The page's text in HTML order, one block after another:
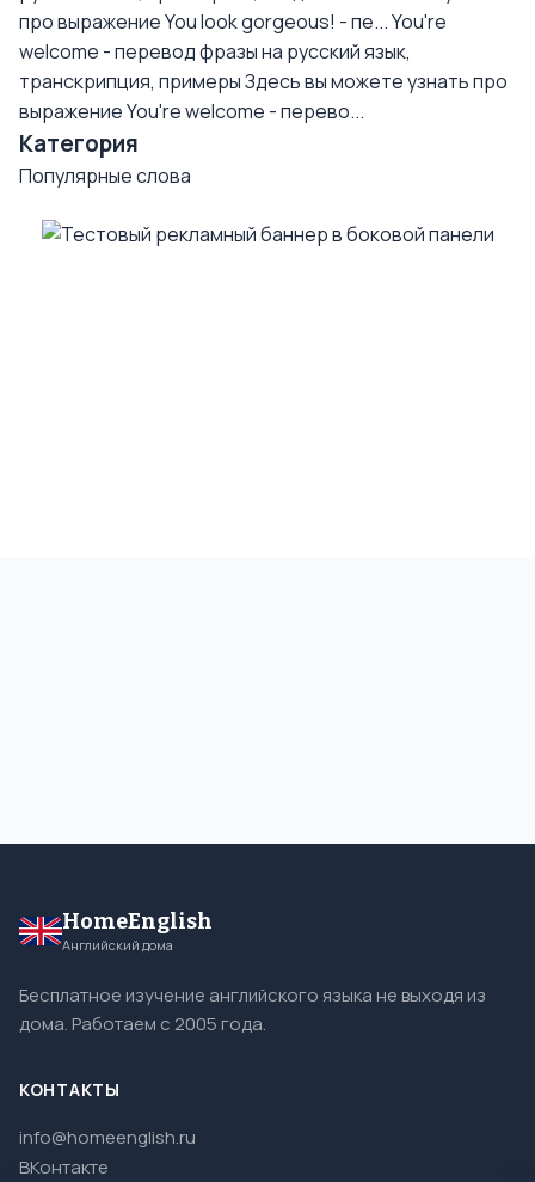
про выражение You look gorgeous! - пе...You're
welcome - перевод фразы на русский язык,
транскрипция, примерыЗдесь вы можете узнать про
выражение You're welcome - перево...
Категория
Популярные слова
HomeEnglish
Английский дома
Бесплатное изучение английского языка не выходя из
дома. Работаем с 2005 года.
КОНТАКТЫ
info@homeenglish.ru
ВКонтакте